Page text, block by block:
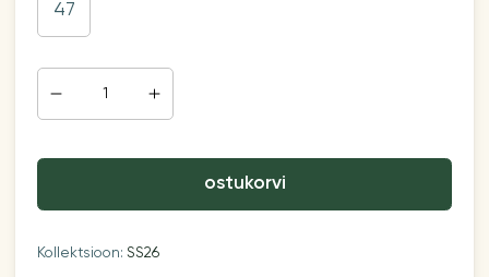
47
ostukorvi
Kollektsioon:SS26